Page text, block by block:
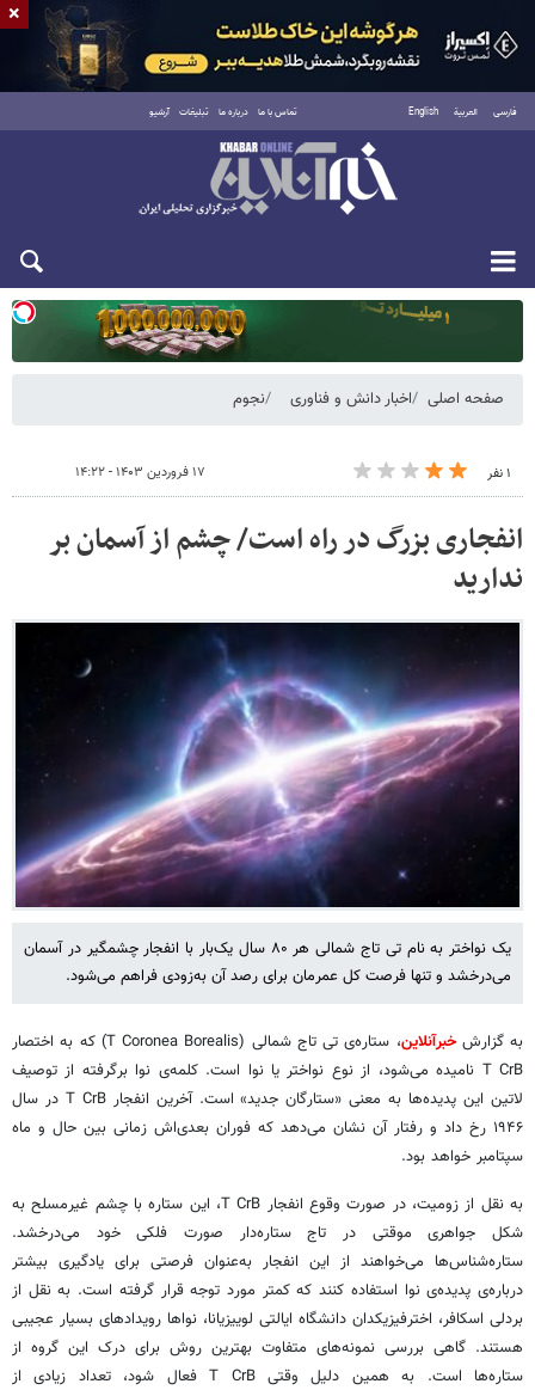
فارسی العربية English تماس با ما درباره ما تبلیغات آرشیو
یکشنبه ۱۸ مرداد ۱۴۰۵
صفحه اصلی اخبار دانش و فناوری نجوم
۱ نفر ۱۷ فروردین ۱۴۰۳ - ۱۴:۲۲
انفجاری بزرگ در راه است/ چشم‌ از آسمان بر
ندارید
یک نواختر به نام تی تاج شمالی هر ۸۰ سال یک‌بار با انفجار چشمگیر در آسمان
می‌درخشد و تنها فرصت کل عمرمان برای رصد آن به‌زودی فراهم می‌شود.
به گزارشخبرآنلاین
، ستاره‌ی تی تاج شمالی (T Coronea Borealis) که به اختصار
T CrB نامیده می‌شود، از نوع نواختر یا نوا است. کلمه‌ی نوا برگرفته از توصیف
لاتین این پدیده‌ها به معنی «ستارگان جدید» است. آخرین انفجار T CrB در سال
۱۹۴۶ رخ داد و رفتار آن نشان می‌دهد که فوران بعدی‌اش زمانی بین حال و ماه
سپتامبر خواهد بود.
به نقل از زومیت، در صورت وقوع انفجار T CrB، این ستاره با چشم غیرمسلح به
شکل جواهری موقتی در تاج ستاره‌دار صورت فلکی خود می‌درخشد.
ستاره‌شناس‌ها می‌خواهند از این انفجار به‌عنوان فرصتی برای یادگیری بیشتر
درباره‌ی پدیده‌ی نوا استفاده کنند که کمتر مورد توجه قرار گرفته است. به نقل از
بردلی اسکافر، اخترفیزیکدان دانشگاه ایالتی لوییزیانا، نواها رویدادهای بسیار عجیبی
هستند. گاهی بررسی نمونه‌های متفاوت بهترین روش برای درک این گروه از
ستاره‌ها است. به همین دلیل وقتی T CrB فعال شود، تعداد زیادی از
×